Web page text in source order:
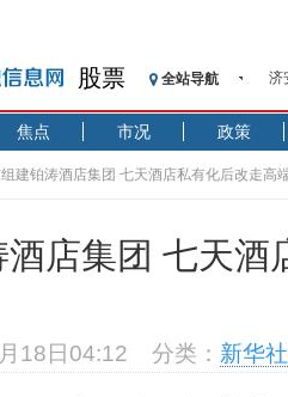
股票 全站导航
【
记
济
央
恒
焦点 市况 政策
建铂涛酒店集团 七天酒店私有化后改走高
店集团 七天酒
18日04:12 分类： 新华